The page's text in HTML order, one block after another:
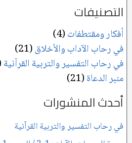
التصنيفات
أفكار ومقتطفات(4)
في رحاب الآداب والأخلاق(21)
في رحاب التفسير والتربية القرآنية
منبر الدعاة(21)
أحدث المنشورات
في رحاب التفسير والتربية القرآنية